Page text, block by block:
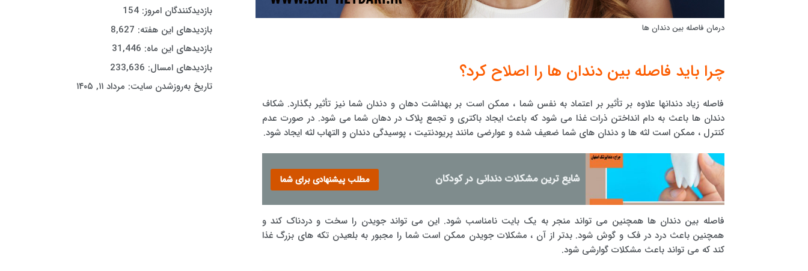
درمان فاصله بین دندان ها
چرا باید فاصله بین دندان ها را اصلاح کرد؟
فاصله زیاد دندانها علاوه بر تأثیر بر اعتماد به نفس شما ، ممکن است بر بهداشت دهان و دندان شما نیز تأثیر بگذارد. شکاف
دندان ها باعث به دام انداختن ذرات غذا می شود که باعث ایجاد باکتری و تجمع پلاک در دهان شما می شود. در صورت عدم
کنترل ، ممکن است لثه ها و دندان های شما ضعیف شده و عوارضی مانند پریودنتیت ، پوسیدگی دندان و التهاب لثه ایجاد شود.
شایع ترین مشکلات دندانی در کودکان مطلب پیشنهادی برای شما
فاصله بین دندان ها همچنین می تواند منجر به یک بایت نامناسب شود. این می تواند جویدن را سخت و دردناک کند و
همچنین باعث درد در فک و گوش شود. بدتر از آن ، مشکلات جویدن ممکن است شما را مجبور به بلعیدن تکه های بزرگ غذا
کند که می تواند باعث مشکلات گوارشی شود.
بازدیدکنندگان امروز: 154
بازدیدهای این هفته: 8,627
بازدیدهای این ماه: 31,446
بازدیدهای امسال: 233,636
تاریخ به‌روزشدن سایت: مرداد ۱۱, ۱۴۰۵